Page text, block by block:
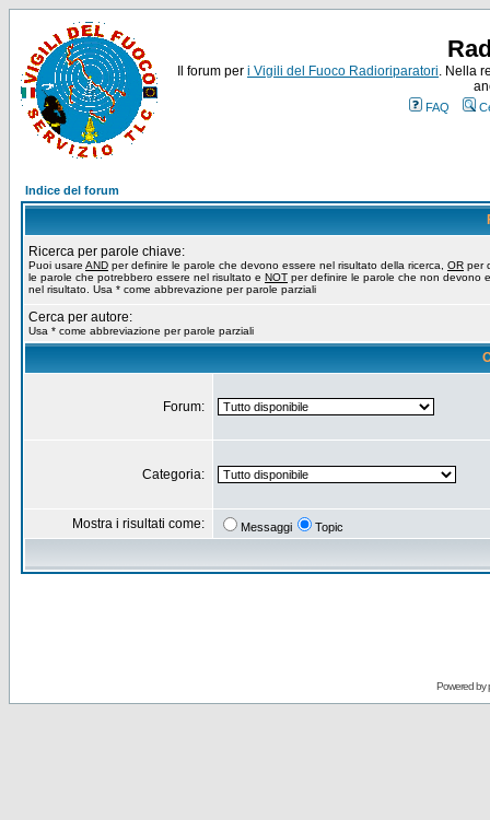
Il forum per i Vigili del Fuoco Radioriparatori. Nella
FAQ
Indice del forum
Ricerca per parole chiave:
Puoi usare AND per definire le parole che devono essere nel risultato della ricerca, OR per
le parole che potrebbero essere nel risultato e NOT per definire le parole che non devono
nel risultato. Usa * come abbrevazione per parole parziali
Cerca per autore:
Usa * come abbreviazione per parole parziali
Forum:
Categoria:
Mostra i risultati come: Messaggi Topic
Powered by